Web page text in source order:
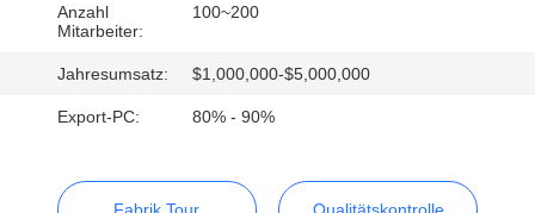
FORDERN
SIE EIN
ZITAT
SITEMAP
Anzahl
Mitarbeiter:
100~200
Jahresumsatz: $1,000,000-$5,000,000
Export-PC: 80% - 90%